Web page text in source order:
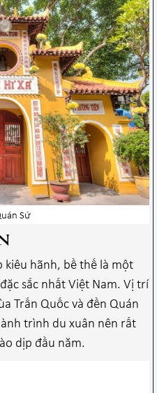
Sứ
kiêu hãnh, bề thế là một
sắc nhất Việt Nam. Vị trí
Trấn Quốc và đền Quán
trình du xuân nên rất
dịp đầu năm.